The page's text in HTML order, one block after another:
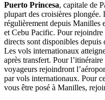
Puerto Princesa, capitale de
plupart des croisières plongée.
régulièrement depuis
et Cebu Pacific. Pour
directs sont disponibles depuis
Les vols internationaux
après transfert. Pour
voyageurs rejoindront
par vols internationaux. Pour
vous être posé à Manilles,